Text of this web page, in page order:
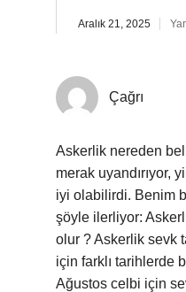
Aralık 21, 2025
Çağrı
Askerlik nereden
merak uyandırıyor,
iyi olabilirdi. Benim
şöyle ilerliyor:
olur ? Askerlik sevk
için farklı tarihlerde
Ağustos celbi için